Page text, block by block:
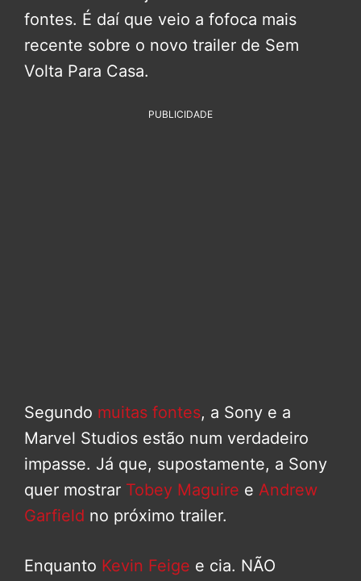
fontes. É daí que veio a fofoca mais
recente sobre o novo trailer de Sem
Volta Para Casa.
PUBLICIDADE
Segundo muitas fontes, a Sony e a
Marvel Studios estão num verdadeiro
impasse. Já que, supostamente, a Sony
quer mostrar Tobey Maguire e Andrew
Garfield no próximo trailer.
Enquanto Kevin Feige e cia. NÃO